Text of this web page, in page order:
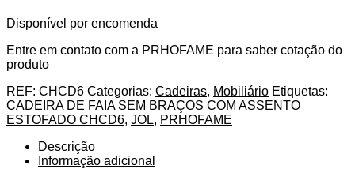
Disponível por encomenda
Entre em contato com a PRHOFAME para saber cotação do
produto
REF: CHCD6 Categorias: Cadeiras, Mobiliário Etiquetas:
CADEIRA DE FAIA SEM BRAÇOS COM ASSENTO
ESTOFADO CHCD6, JOL, PRHOFAME
Descrição
Informação adicional